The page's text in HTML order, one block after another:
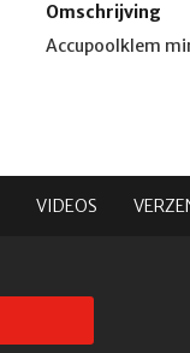
Omschrijving
Accupoolklem
VIDEOS